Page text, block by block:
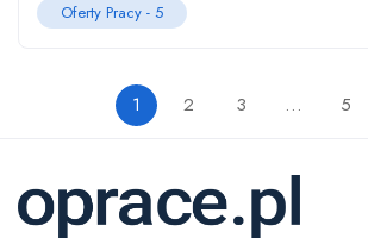
Oferty Pracy - 5
1 2 3 … 5